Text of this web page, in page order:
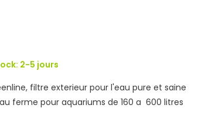
2-5 jours
filtre exterieur pour l'eau pure et saine
ferme pour aquariums de 160 a 600 litres